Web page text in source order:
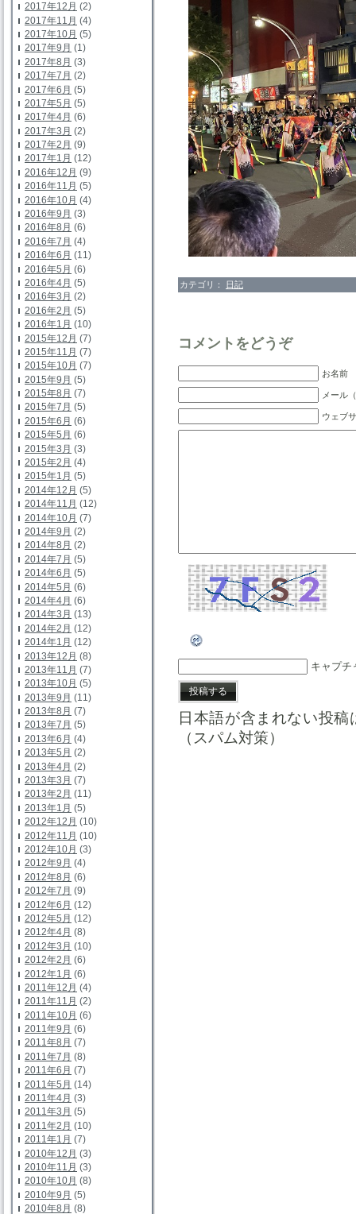
2017年12月 (2)
2017年11月 (4)
2017年10月 (5)
2017年9月 (1)
2017年8月 (3)
2017年7月 (2)
2017年6月 (5)
2017年5月 (5)
2017年4月 (6)
2017年3月 (2)
2017年2月 (9)
2017年1月 (12)
2016年12月 (9)
2016年11月 (5)
2016年10月 (4)
2016年9月 (3)
2016年8月 (6)
2016年7月 (4)
2016年6月 (11)
2016年5月 (6)
2016年4月 (5)
2016年3月 (2)
2016年2月 (5)
2016年1月 (10)
2015年12月 (7)
2015年11月 (7)
2015年10月 (7)
2015年9月 (5)
2015年8月 (7)
2015年7月 (5)
2015年6月 (6)
2015年5月 (6)
2015年3月 (3)
2015年2月 (4)
2015年1月 (5)
2014年12月 (5)
2014年11月 (12)
2014年10月 (7)
2014年9月 (2)
2014年8月 (2)
2014年7月 (5)
2014年6月 (5)
2014年5月 (6)
2014年4月 (6)
2014年3月 (13)
2014年2月 (12)
2014年1月 (12)
2013年12月 (8)
2013年11月 (7)
2013年10月 (5)
2013年9月 (11)
2013年8月 (7)
2013年7月 (5)
2013年6月 (4)
2013年5月 (2)
2013年4月 (2)
2013年3月 (7)
2013年2月 (11)
2013年1月 (5)
2012年12月 (10)
2012年11月 (10)
2012年10月 (3)
2012年9月 (4)
2012年8月 (6)
2012年7月 (9)
2012年6月 (12)
2012年5月 (12)
2012年4月 (8)
2012年3月 (10)
2012年2月 (6)
2012年1月 (6)
2011年12月 (4)
2011年11月 (2)
2011年10月 (6)
2011年9月 (6)
2011年8月 (7)
2011年7月 (8)
2011年6月 (7)
2011年5月 (14)
2011年4月 (3)
2011年3月 (5)
2011年2月 (10)
2011年1月 (7)
2010年12月 (3)
2010年11月 (3)
2010年10月 (8)
2010年9月 (5)
2010年8月 (8)
カテゴリ： 日記
コメントをどうぞ
お名前
メール
ウェブ
キャプチ
日本語が含まれない投
（スパム対策）